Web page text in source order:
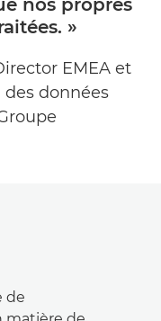
nos propres
»
EMEA et
données
de